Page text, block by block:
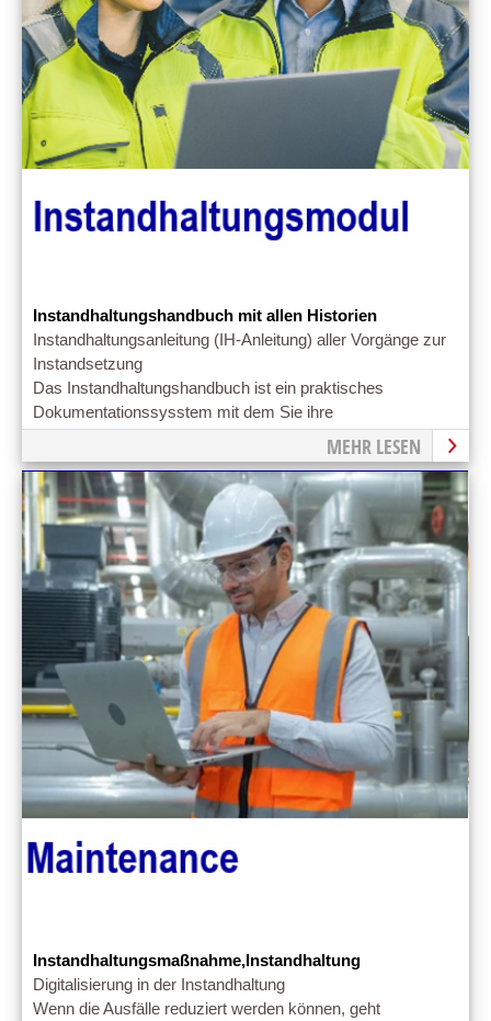
Instandhaltungshandbuch mit allen Historien
Instandhaltungsanleitung (IH-Anleitung) aller Vorgänge zur
Instandsetzung
Das Instandhaltungshandbuch ist ein praktisches
Dokumentationssysstem mit dem Sie ihre
Instandhaltungsziele einfach erreichen könnenMEHR LESEN
Instandhaltungsmaßnahme,Instandhaltung
Digitalisierung in der Instandhaltung
Wenn die Ausfälle reduziert werden können, geht